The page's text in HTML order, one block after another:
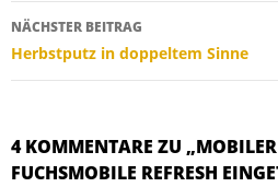
NÄCHSTER BEITRAG
Herbstputz in doppeltem Sinne
4 KOMMENTARE ZU
FUCHSMOBILE REFRESH